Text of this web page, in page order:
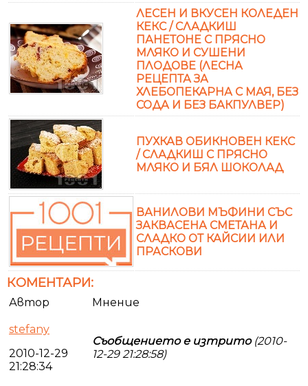
ЛЕСЕН И ВКУСЕН КОЛЕДЕН
КЕКС / СЛАДКИШ
ПАНЕТОНЕ С ПРЯСНО
МЛЯКО И СУШЕНИ
ПЛОДОВЕ (ЛЕСНА
РЕЦЕПТА ЗА
ХЛЕБОПЕКАРНА С МАЯ, БЕЗ
СОДА И БЕЗ БАКПУЛВЕР)
ПУХКАВ ОБИКНОВЕН КЕКС
/ СЛАДКИШ С ПРЯСНО
МЛЯКО И БЯЛ ШОКОЛАД
ВАНИЛОВИ МЪФИНИ СЪС
ЗАКВАСЕНА СМЕТАНА И
СЛАДКО ОТ КАЙСИИ ИЛИ
ПРАСКОВИ
КОМЕНТАРИ:
Автор Мнение
stefany
2010-12-29
21:28:34
Съобщението е изтрито(2010-
12-29 21:28:58)